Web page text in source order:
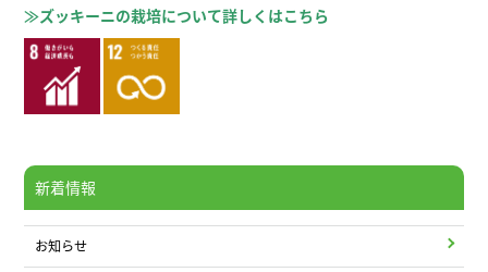
≫ズッキーニの栽培について詳しくはこちら
新着情報
お知らせ